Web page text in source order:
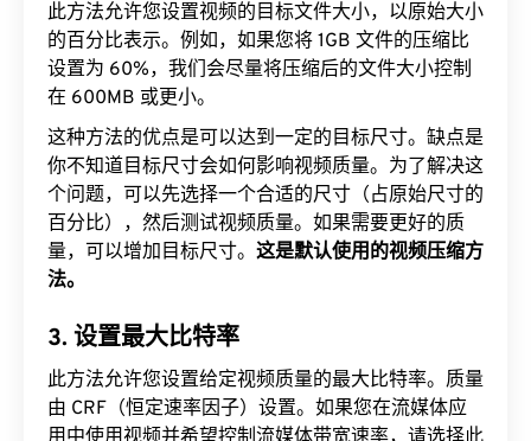
此方法允许您设置视频的目标文件大小，以原始大小
的百分比表示。例如，如果您将 1GB 文件的压缩比
设置为 60%，我们会尽量将压缩后的文件大小控制
在 600MB 或更小。
这种方法的优点是可以达到一定的目标尺寸。缺点是
你不知道目标尺寸会如何影响视频质量。为了解决这
个问题，可以先选择一个合适的尺寸（占原始尺寸的
百分比），然后测试视频质量。如果需要更好的质
量，可以增加目标尺寸。 这是默认使用的视频压缩方
法。
3. 设置最大比特率
此方法允许您设置给定视频质量的最大比特率。质量
由 CRF（恒定速率因子）设置。如果您在流媒体应